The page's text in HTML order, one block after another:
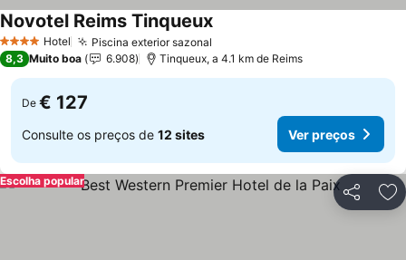
4 EstrelasHotel Piscina exterior sazonal
Novotel Reims Tinqueux
8,3 Muito boa 6.908 Tinqueux, a 4.1 km de Reims
De € 127
Consulte os preços de 12 sites Ver preços
Partilhar
Escolha popular